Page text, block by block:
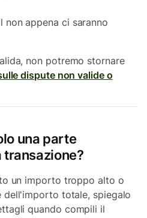
appena ci saranno
non potremo stornare
dispute non valide o
una parte
un importo troppo alto o
totale, spiegalo
quando compili il